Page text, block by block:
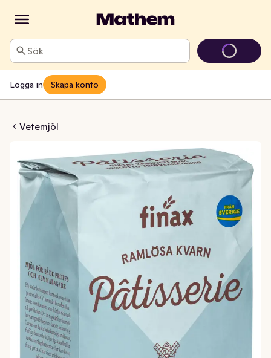
Sök
Logga in Skapa konto
VetemjölRamlösa Kvarn